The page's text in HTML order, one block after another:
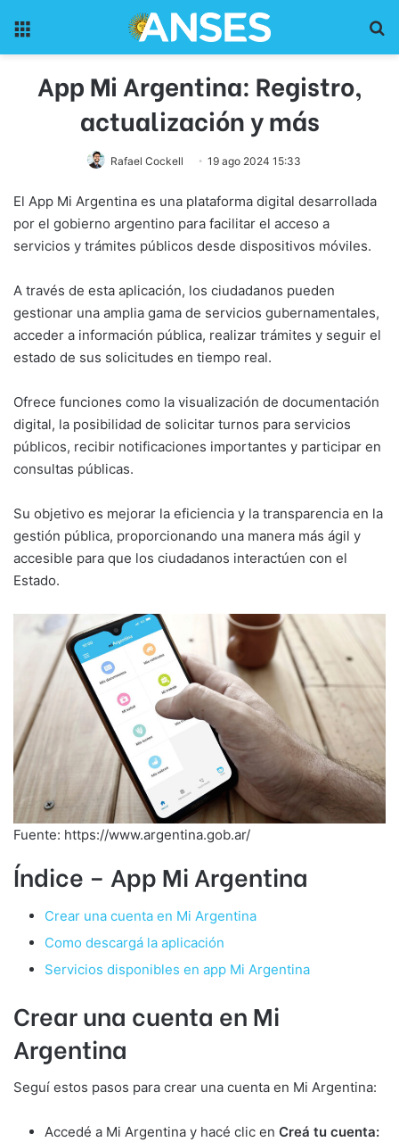
App Mi Argentina: Registro,
actualización y más
Rafael Cockell 19 ago 2024 15:33
El App Mi Argentina es una plataforma digital desarrollada
por el gobierno argentino para facilitar el acceso a
servicios y trámites públicos desde dispositivos móviles.
A través de esta aplicación, los ciudadanos pueden
gestionar una amplia gama de servicios gubernamentales,
acceder a información pública, realizar trámites y seguir el
estado de sus solicitudes en tiempo real.
Ofrece funciones como la visualización de documentación
digital, la posibilidad de solicitar turnos para servicios
públicos, recibir notificaciones importantes y participar en
consultas públicas.
Su objetivo es mejorar la eficiencia y la transparencia en la
gestión pública, proporcionando una manera más ágil y
accesible para que los ciudadanos interactúen con el
Estado.
Fuente: https://www.argentina.gob.ar/
Índice – App Mi Argentina
Crear una cuenta en Mi Argentina
Como descargá la aplicación
Servicios disponibles en app Mi Argentina
Crear una cuenta en Mi
Argentina
Seguí estos pasos para crear una cuenta en Mi Argentina:
Accedé a Mi Argentina y hacé clic en Creá tu cuenta: